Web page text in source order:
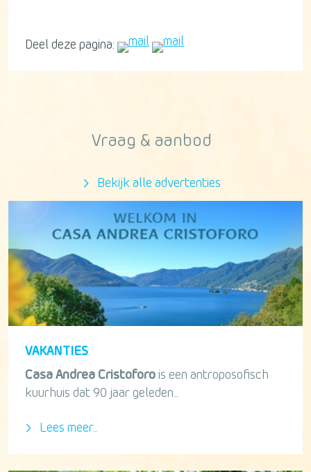
Deel deze pagina:
Vraag & aanbod
Bekijk alle advertenties
VAKANTIES
Casa Andrea Cristoforo is een antroposofisch
kuurhuis dat 90 jaar geleden...
Lees meer...